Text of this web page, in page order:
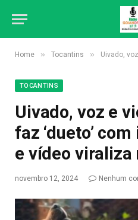
Home » Tocantins » Uivado, voz e violão:
TOCANTINS
Uivado, voz e
faz ‘dueto’
e vídeo viraliza
novembro 12, 2024 Nenhum